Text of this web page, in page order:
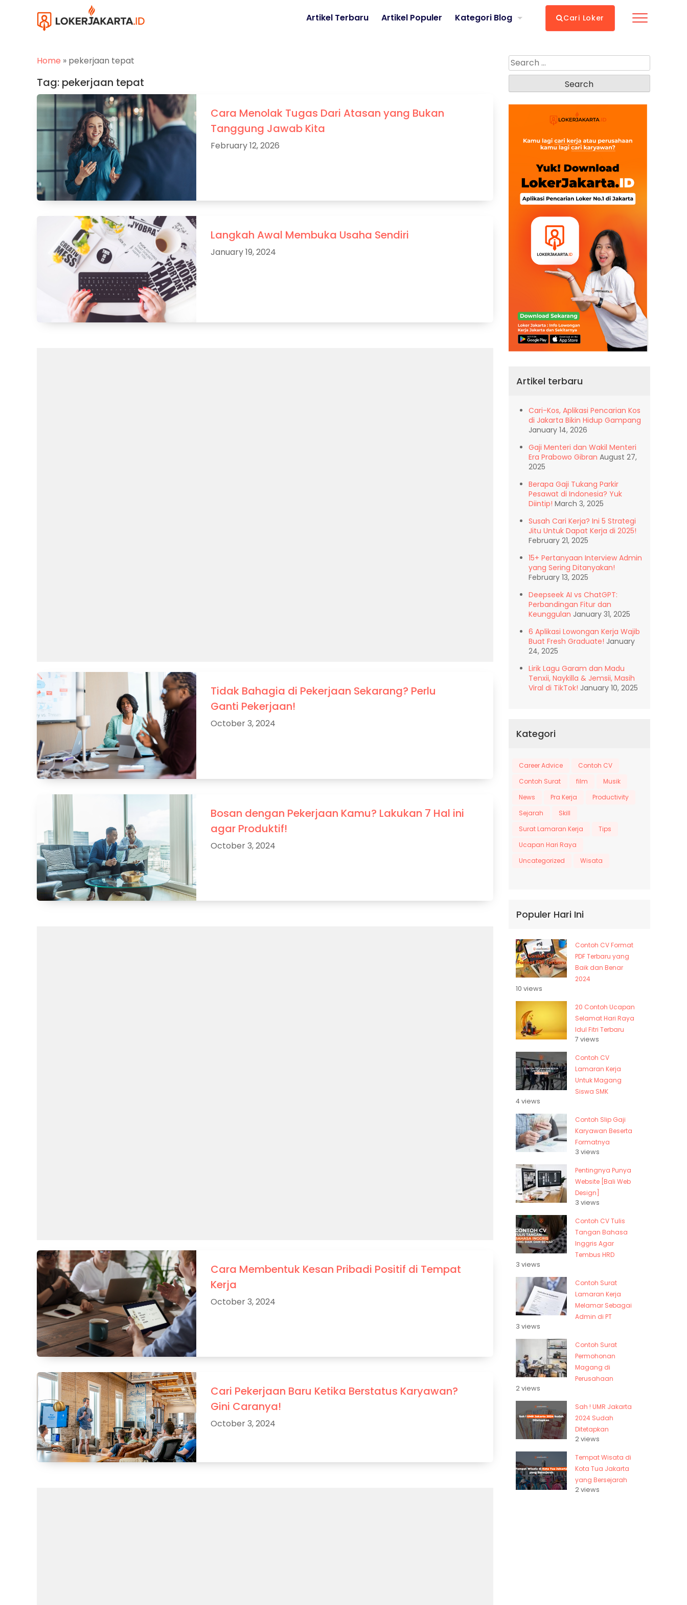
Artikel Terbaru Artikel Populer Kategori Blog Cari Loker
Home » pekerjaan tepat
Tag: pekerjaan tepat
Cara Menolak Tugas Dari Atasan yang Bukan
Tanggung Jawab Kita
February 12, 2026
Langkah Awal Membuka Usaha Sendiri
January 19, 2024
Tidak Bahagia di Pekerjaan Sekarang? Perlu
Ganti Pekerjaan!
October 3, 2024
Bosan dengan Pekerjaan Kamu? Lakukan 7 Hal ini
agar Produktif!
October 3, 2024
Cara Membentuk Kesan Pribadi Positif di Tempat
Kerja
October 3, 2024
Cari Pekerjaan Baru Ketika Berstatus Karyawan?
Gini Caranya!
October 3, 2024
Search
for:
Artikel terbaru
Cari-Kos, Aplikasi Pencarian Kos
di Jakarta Bikin Hidup Gampang
January 14, 2026
Gaji Menteri dan Wakil Menteri
Era Prabowo Gibran August 27,
2025
Berapa Gaji Tukang Parkir
Pesawat di Indonesia? Yuk
Diintip! March 3, 2025
Susah Cari Kerja? Ini 5 Strategi
Jitu Untuk Dapat Kerja di 2025!
February 21, 2025
15+ Pertanyaan Interview Admin
yang Sering Ditanyakan!
February 13, 2025
Deepseek AI vs ChatGPT:
Perbandingan Fitur dan
Keunggulan January 31, 2025
6 Aplikasi Lowongan Kerja Wajib
Buat Fresh Graduate! January
24, 2025
Lirik Lagu Garam dan Madu
Tenxii, Naykilla & Jemsii, Masih
Viral di TikTok! January 10, 2025
Kategori
Career Advice
Contoh CV
Contoh Surat
film
Musik
News
Pra Kerja
Productivity
Sejarah
Skill
Surat Lamaran Kerja
Tips
Ucapan Hari Raya
Uncategorized
Wisata
Populer Hari Ini
Contoh CV Format
PDF Terbaru yang
Baik dan Benar
2024
10 views
20 Contoh Ucapan
Selamat Hari Raya
Idul Fitri Terbaru
7 views
Contoh CV
Lamaran Kerja
Untuk Magang
Siswa SMK
4 views
Contoh Slip Gaji
Karyawan Beserta
Formatnya
3 views
Pentingnya Punya
Website [Bali Web
Design]
3 views
Contoh CV Tulis
Tangan Bahasa
Inggris Agar
Tembus HRD
3 views
Contoh Surat
Lamaran Kerja
Melamar Sebagai
Admin di PT
3 views
Contoh Surat
Permohonan
Magang di
Perusahaan
2 views
Sah ! UMR Jakarta
2024 Sudah
Ditetapkan
2 views
Tempat Wisata di
Kota Tua Jakarta
yang Bersejarah
2 views